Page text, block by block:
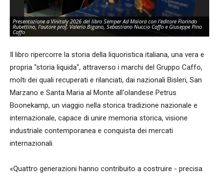
Presentazione a Vinitaly 2026 del libro Semper Ad Maiora con l'editore Florindo
Rubettino, l'autore prof. Valerio Bigano, Sebastiano Nuccio Caffo e Giuseppe Pino
Caffo
Il libro ripercorre la storia della liquoristica italiana, una vera e
propria "storia liquida", attraverso i marchi del Gruppo Caffo,
molti dei quali recuperati e rilanciati, dai nazionali Bisleri, San
Marzano e Santa Maria al Monte all'olandese Petrus
Boonekamp, un viaggio nella storica tradizione nazionale e
internazionale, capace di unire memoria storica, visione
industriale contemporanea e conquista dei mercati
internazionali.
«Quattro generazioni hanno contribuito a costruire - precisa